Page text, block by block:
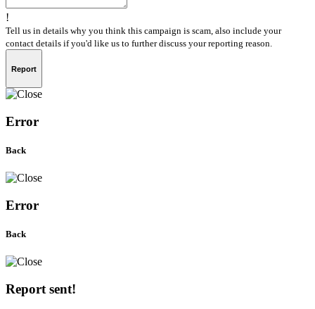
!
Tell us in details why you think this campaign is scam, also include your
contact details if you'd like us to further discuss your reporting reason.
Report
Error
Back
Error
Back
Report sent!